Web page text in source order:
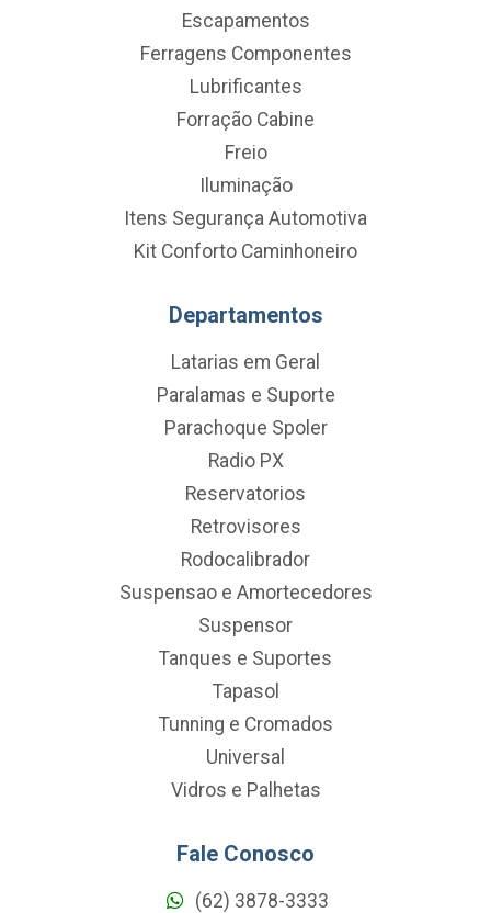
Escapamentos
Ferragens Componentes
Lubrificantes
Forração Cabine
Freio
Iluminação
Itens Segurança Automotiva
Kit Conforto Caminhoneiro
Departamentos
Latarias em Geral
Paralamas e Suporte
Parachoque Spoler
Radio PX
Reservatorios
Retrovisores
Rodocalibrador
Suspensao e Amortecedores
Suspensor
Tanques e Suportes
Tapasol
Tunning e Cromados
Universal
Vidros e Palhetas
Fale Conosco
(62) 3878-3333